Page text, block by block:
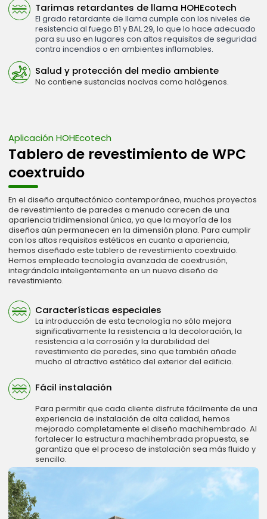
Tarimas retardantes de llama HOHEcotech
El grado retardante de llama cumple con los niveles de
resistencia al fuego B1 y BAL 29, lo que lo hace adecuado
para su uso en lugares con altos requisitos de seguridad
contra incendios o en ambientes inflamables.
Salud y protección del medio ambiente
No contiene sustancias nocivas como halógenos.
Aplicación HOHEcotech
Tablero de revestimiento de WPC
coextruido
En el diseño arquitectónico contemporáneo, muchos proyectos
de revestimiento de paredes a menudo carecen de una
apariencia tridimensional única, ya que la mayoría de los
diseños aún permanecen en la dimensión plana. Para cumplir
con los altos requisitos estéticos en cuanto a apariencia,
hemos diseñado este tablero de revestimiento coextruido.
Hemos empleado tecnología avanzada de coextrusión,
integrándola inteligentemente en un nuevo diseño de
revestimiento.
Características especiales
La introducción de esta tecnología no sólo mejora
significativamente la resistencia a la decoloración, la
resistencia a la corrosión y la durabilidad del
revestimiento de paredes, sino que también añade
mucho al atractivo estético del exterior del edificio.
Fácil instalación
Para permitir que cada cliente disfrute fácilmente de una
experiencia de instalación de alta calidad, hemos
mejorado completamente el diseño machihembrado. Al
fortalecer la estructura machihembrada propuesta, se
garantiza que el proceso de instalación sea más fluido y
sencillo.